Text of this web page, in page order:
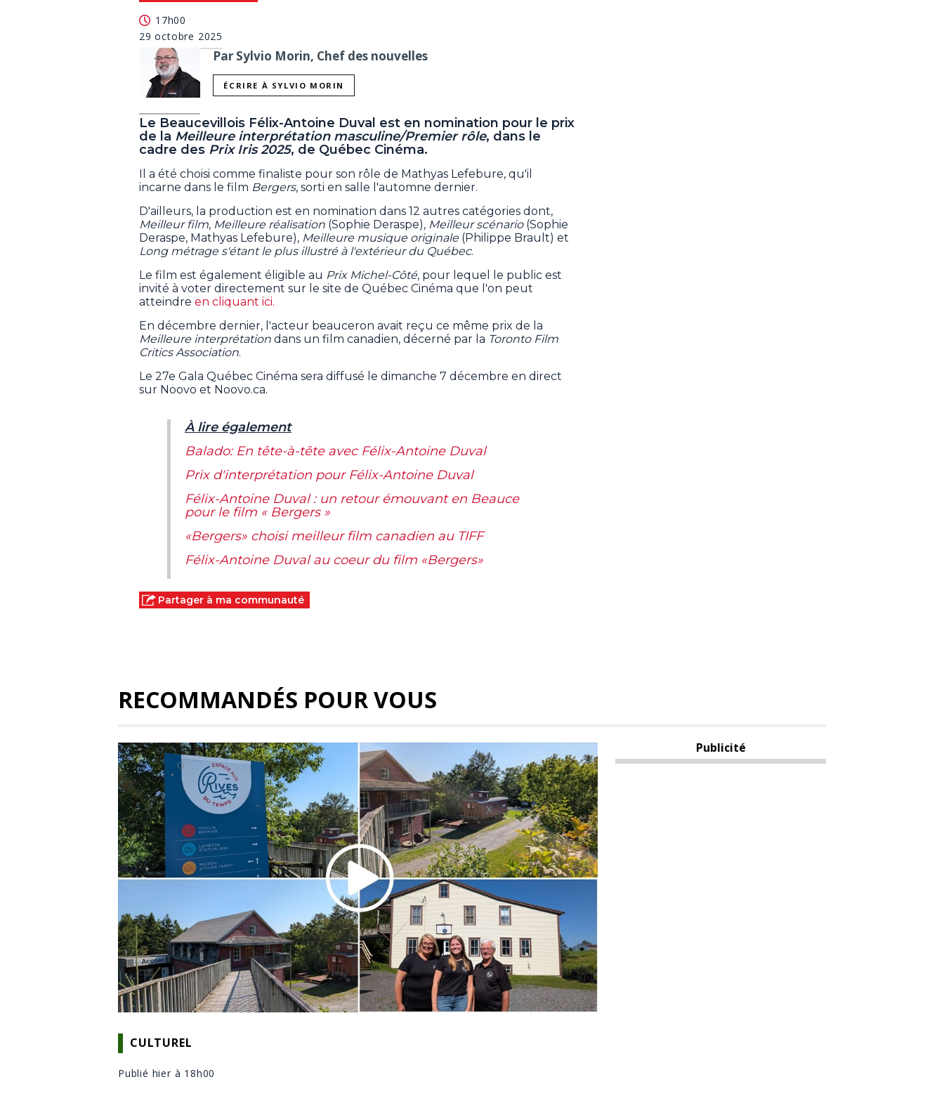
17h00
29 octobre 2025
Par Sylvio Morin, Chef des nouvelles
ÉCRIRE À SYLVIO MORIN
Le Beaucevillois Félix-Antoine Duval est en nomination pour le prix
de la Meilleure interprétation masculine/Premier rôle, dans le
cadre des Prix Iris 2025, de Québec Cinéma.
Il a été choisi comme finaliste pour son rôle de Mathyas Lefebure, qu'il
incarne dans le film Bergers, sorti en salle l'automne dernier.
D'ailleurs, la production est en nomination dans 12 autres catégories dont,
Meilleur film, Meilleure réalisation (Sophie Deraspe), Meilleur scénario(Sophie
Deraspe, Mathyas Lefebure), Meilleure musique originale(Philippe Brault) et
Long métrage s'étant le plus illustré à l'extérieur du Québec.
Le film est également éligible au Prix Michel-Côté, pour lequel le public est
invité à voter directement sur le site de Québec Cinéma que l'on peut
atteindre en cliquant ici.
En décembre dernier, l'acteur beauceron avait reçu ce même prix de la
Meilleure interprétation dans un film canadien, décerné par la Toronto Film
Critics Association.
Le 27e Gala Québec Cinéma sera diffusé le dimanche 7 décembre en direct
sur Noovo et Noovo.ca.
À lire également
Balado: En tête-à-tête avec Félix-Antoine Duval
Prix d'interprétation pour Félix-Antoine Duval
Félix-Antoine Duval : un retour émouvant en Beauce
pour le film « Bergers »
«Bergers» choisi meilleur film canadien au TIFF
Félix-Antoine Duval au coeur du film «Bergers»
Partager à ma communauté
RECOMMANDÉS POUR VOUS
CULTUREL
Publié hier à 18h00
Publicité